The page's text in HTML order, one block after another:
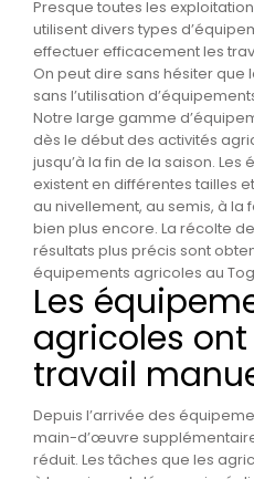
Presque toutes les
utilisent divers types
effectuer efficacement les
On peut dire sans hésiter
sans l’utilisation
Notre large gamme
dès le début des activités
jusqu’à la fin de la saison.
existent en différentes tailles
au nivellement, au semis, à la
bien plus encore. La récolte
résultats plus précis sont
équipements agricoles au
Les
agricoles
travail
Depuis l’arrivée des
main-d’œuvre
réduit. Les tâches que les